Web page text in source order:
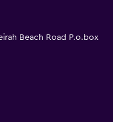
Beach Road P.o.box